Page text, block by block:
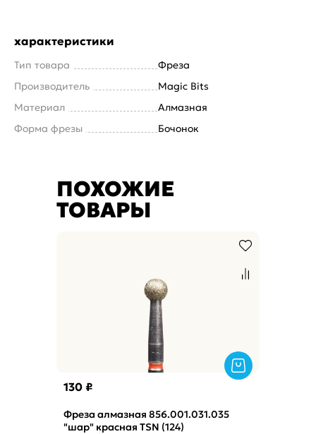
характеристики
Тип товара
Фреза
Производитель
Magic Bits
Материал
Алмазная
Форма фрезы
Бочонок
ПОХОЖИЕ
ТОВАРЫ
130 ₽
Фреза алмазная 856.001.031.035
"шар" красная TSN (124)